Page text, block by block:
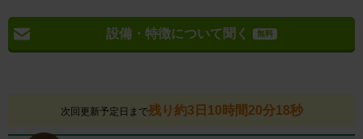
設備・特徴について聞く 無料
次回更新予定日まで残り約3日10時間20分17秒